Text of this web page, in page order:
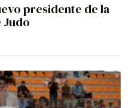
presidente de la
Judo